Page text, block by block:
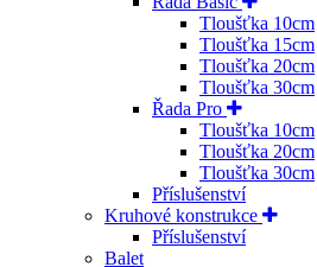
Tloušťka 10cm
Tloušťka 15cm
Tloušťka 20cm
Tloušťka 30cm
Řada Pro
Tloušťka 10cm
Tloušťka 20cm
Tloušťka 30cm
Příslušenství
Kruhové konstrukce
Příslušenství
Balet